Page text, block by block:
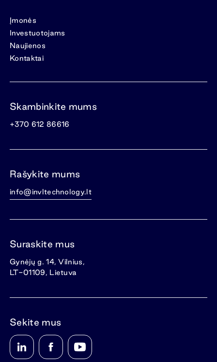
Įmonės
Investuotojams
Naujienos
Kontaktai
Skambinkite mums
+370 612 86616
Rašykite mums
info@invltechnology.lt
Suraskite mus
Gynėjų g. 14, Vilnius,
LT-01109, Lietuva
Sekite mus